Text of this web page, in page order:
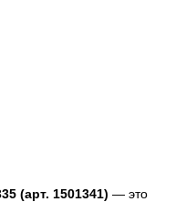
(арт. 1501341) — это